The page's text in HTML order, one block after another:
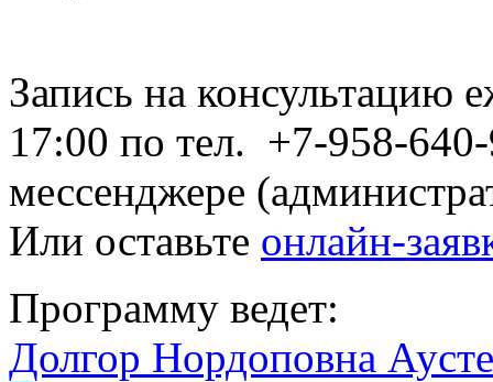
Запись на консультацию
17:00 по тел. +7-958-
мессенджере
Или оставьте онлайн-
Программу ведет:
Долгор Нордоповна